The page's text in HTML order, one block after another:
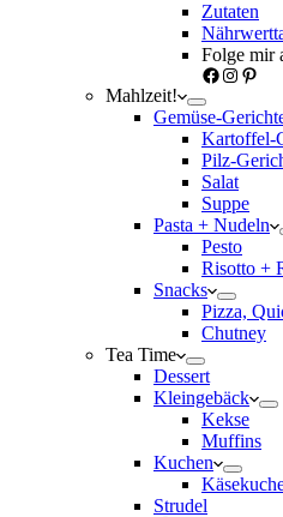
Zutaten
Folge mir
Facebook
Instagram
Mahlzeit!
Gemüse-
Kartoffel-
Pilz-
Salat
Suppe
Pasta + Nudeln
Pesto
Risotto +
Snacks
Pizza,
Chutney
Tea Time
Dessert
Kleingebäck
Kekse
Muffins
Kuchen
Strudel